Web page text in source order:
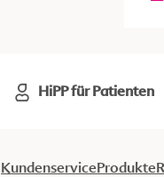
HiPP für Patienten
KundenserviceProdukte